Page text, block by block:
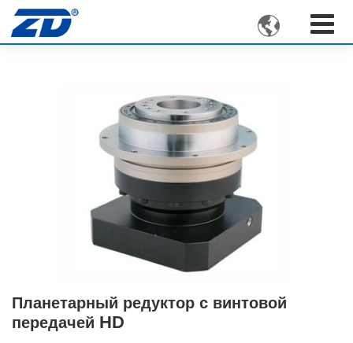

Планетарный редуктор с винтовой
передачей HD